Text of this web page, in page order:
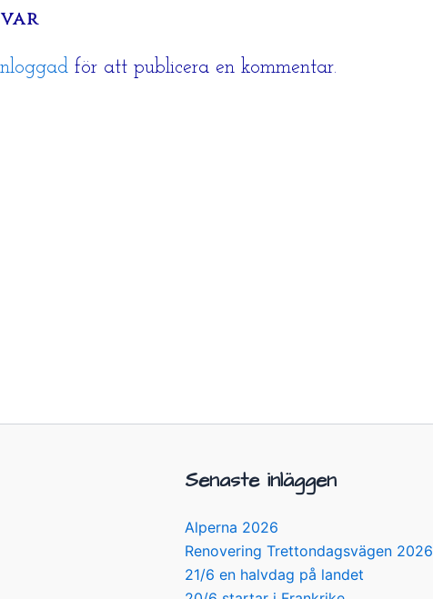
för att publicera en kommentar.
Senaste inläggen
Alperna 2026
Renovering Trettondagsvägen 2026
21/6 en halvdag på landet